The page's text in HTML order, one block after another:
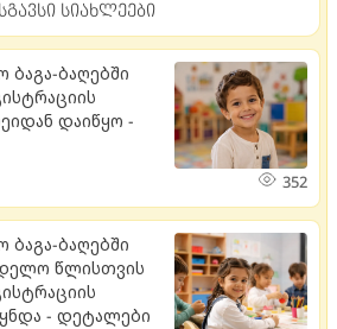
სიახლეები
ბაგა-ბაღებში
დაიწყო -
352
ბაგა-ბაღებში
წლისთვის
- დეტალები